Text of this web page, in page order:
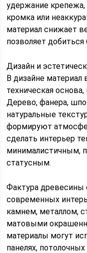
удержание крепежа,
кромка или
материал снижает
позволяет добиться
Дизайн и
В дизайне материал
техническая
Дерево, фанера,
натуральные
формируют
сделать интерьер
минималистичным,
статусным.
Фактура древесины
современных
камнем, металлом,
матовыми
материалы могут
панелях,